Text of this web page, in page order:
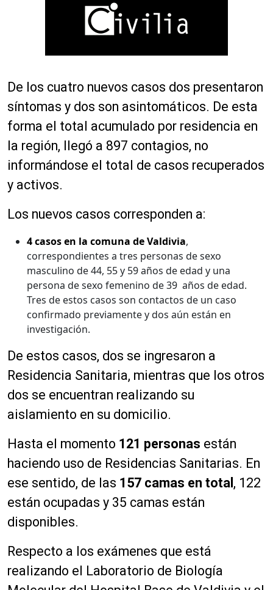
De los cuatro nuevos casos dos presentaron
síntomas y dos son asintomáticos. De esta
forma el total acumulado por residencia en
la región, llegó a 897 contagios, no
informándose el total de casos recuperados
y activos.
Los nuevos casos corresponden a:
4 casos en la comuna de Valdivia,
correspondientes a tres personas de sexo
masculino de 44, 55 y 59 años de edad y una
persona de sexo femenino de 39 años de edad.
Tres de estos casos son contactos de un caso
confirmado previamente y dos aún están en
investigación.
De estos casos, dos se ingresaron a
Residencia Sanitaria, mientras que los otros
dos se encuentran realizando su
aislamiento en su domicilio.
Hasta el momento 121 personas están
haciendo uso de Residencias Sanitarias. En
ese sentido, de las 157 camas en total , 122
están ocupadas y 35 camas están
disponibles.
Respecto a los exámenes que está
realizando el Laboratorio de Biología